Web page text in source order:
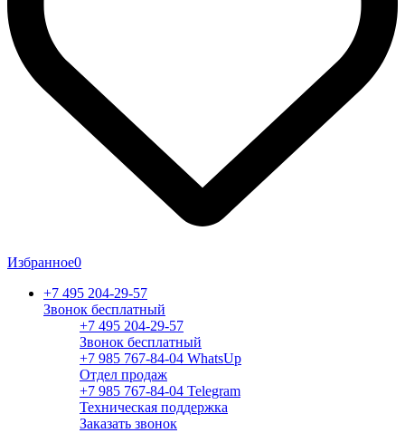
Избранное0
+7 495 204-29-57
Звонок бесплатный
+7 495 204-29-57
Звонок бесплатный
+7 985 767-84-04 WhatsUp
Отдел продаж
+7 985 767-84-04 Telegram
Техническая поддержка
Заказать звонок